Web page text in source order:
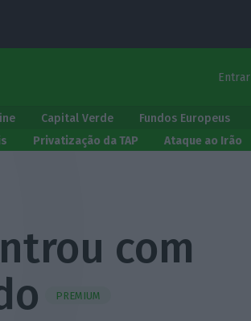
Entrar
Capital Verde Fundos Europeus
Privatização da TAP Ataque ao Irão
com
PREMIUM